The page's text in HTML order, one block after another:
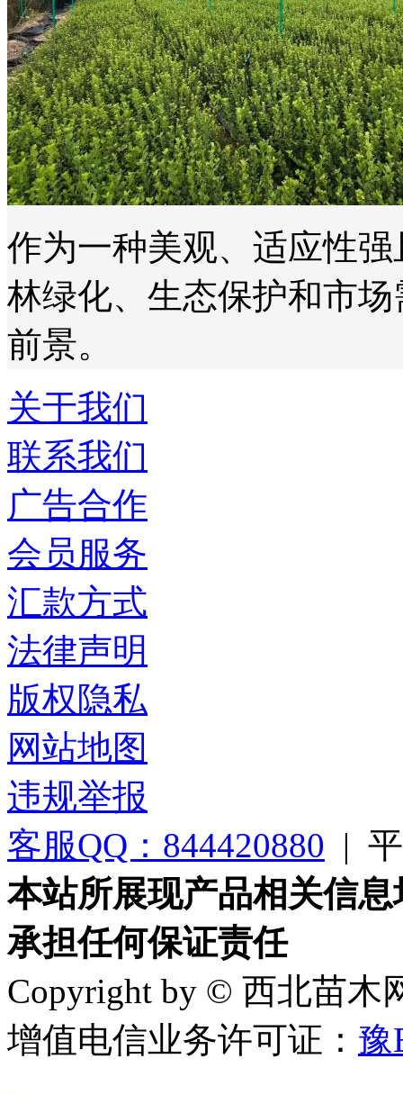
作为一种美观、适应性
林绿化、生态保护和市
前景。
关于我们
联系我们
广告合作
会员服务
汇款方式
法律声明
版权隐私
网站地图
违规举报
客服QQ：844420880 |
本站所展现产品相关信
承担任何保证责任
Copyright by © 西北苗木
增值电信业务许可证： 豫